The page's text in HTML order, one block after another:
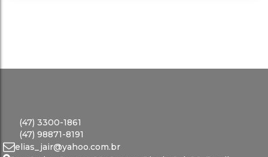
(47) 3300-1861
(47) 98871-8191
elias_jair@yahoo.com.br